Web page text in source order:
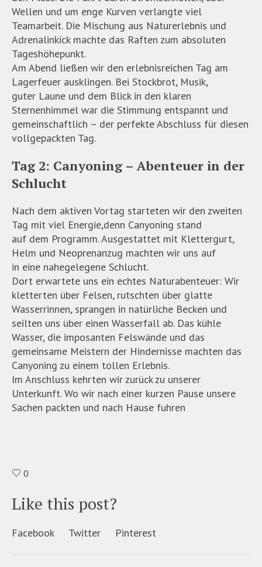
Wellen und um enge Kurven verlangte viel
Teamarbeit. Die Mischung aus Naturerlebnis und
Adrenalinkick machte das Raften zum absoluten
Tageshöhepunkt.
Am Abend ließen wir den erlebnisreichen Tag am
Lagerfeuer ausklingen. Bei Stockbrot, Musik,
guter Laune und dem Blick in den klaren
Sternenhimmel war die Stimmung entspannt und
gemeinschaftlich – der perfekte Abschluss für diesen
vollgepackten Tag.
Tag 2: Canyoning – Abenteuer in der
Schlucht
Nach dem aktiven Vortag starteten wir den zweiten
Tag mit viel Energie,denn Canyoning stand
auf dem Programm. Ausgestattet mit Klettergurt,
Helm und Neoprenanzug machten wir uns auf
in eine nahegelegene Schlucht.
Dort erwartete uns ein echtes Naturabenteuer: Wir
kletterten über Felsen, rutschten über glatte
Wasserrinnen, sprangen in natürliche Becken und
seilten uns über einen Wasserfall ab. Das kühle
Wasser, die imposanten Felswände und das
gemeinsame Meistern der Hindernisse machten das
Canyoning zu einem tollen Erlebnis.
Im Anschluss kehrten wir zurück zu unserer
Unterkunft. Wo wir nach einer kurzen Pause unsere
Sachen packten und nach Hause fuhren
0
Like this post?
Facebook Twitter Pinterest